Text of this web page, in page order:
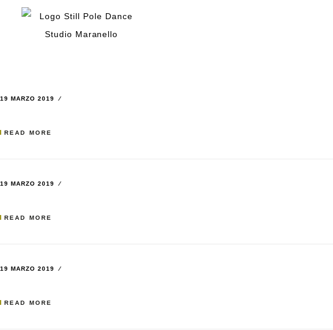
19 MARZO 2019
READ MORE
19 MARZO 2019
READ MORE
19 MARZO 2019
READ MORE